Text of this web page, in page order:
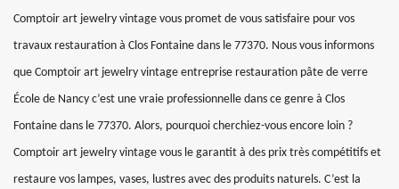
Comptoir art jewelry vintage vous promet de vous satisfaire pour vos
travaux restauration à Clos Fontaine dans le 77370. Nous vous informons
que Comptoir art jewelry vintage entreprise restauration pâte de verre
École de Nancy c’est une vraie professionnelle dans ce genre à Clos
Fontaine dans le 77370. Alors, pourquoi cherchiez-vous encore loin ?
Comptoir art jewelry vintage vous le garantit à des prix très compétitifs et
restaure vos lampes, vases, lustres avec des produits naturels. C’est la